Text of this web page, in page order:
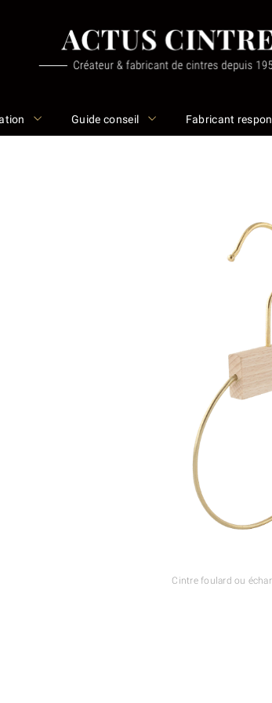
Guide conseil Fabricant
Cintre foulard ou